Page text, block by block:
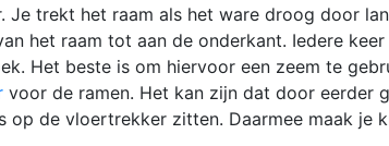
Je trekt het raam als het ware droog door
het raam tot aan de onderkant. Iedere
Het beste is om hiervoor een zeem te
voor de ramen. Het kan zijn dat door eerder
op de vloertrekker zitten. Daarmee maak je